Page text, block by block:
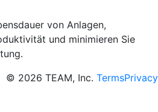
von Anlagen,
und minimieren Sie
© 2026 TEAM, Inc. TermsPrivacy